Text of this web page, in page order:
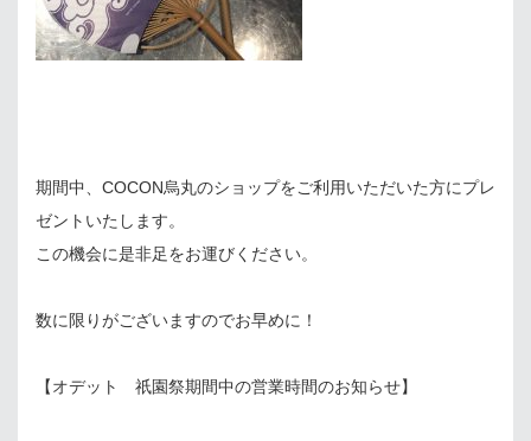
期間中、COCON烏丸のショップをご利用いただいた方にプレ
ゼントいたします。
この機会に是非足をお運びください。
数に限りがございますのでお早めに！
【オデット 祇園祭期間中の営業時間のお知らせ】